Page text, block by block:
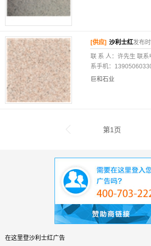
[供应] 沙利士红发布
联 系 人：许先生 联
系手机：
巨和石业
第1页
在这里登沙利士红广告